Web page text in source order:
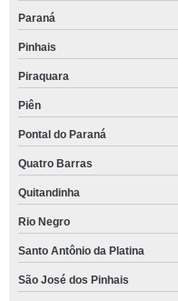
Paraná
Pinhais
Piraquara
Piên
Pontal do Paraná
Quatro Barras
Quitandinha
Rio Negro
Santo Antônio da Platina
São José dos Pinhais